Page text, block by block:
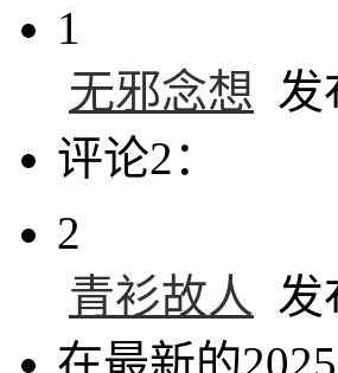
1
无邪念想 发
评论2：
2
青衫故人
发
在最新的